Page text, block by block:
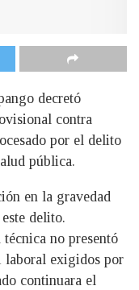
decretó
contra
por el delito
pública.
en la gravedad
delito.
no presentó
exigidos por
continuara el